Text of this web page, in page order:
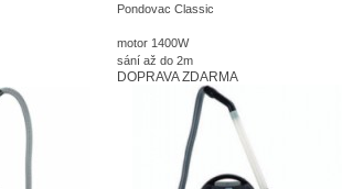
Pondovac Classic
motor 1400W
sání až do 2m
DOPRAVA ZDARMA